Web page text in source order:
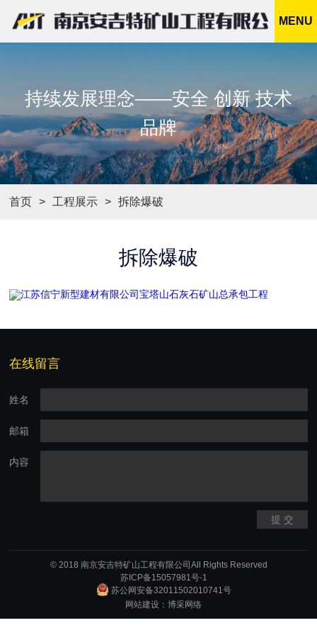
MENU
持续发展理念——安全 创新 技术
品牌
首页 工程展示 拆除爆破
拆除爆破
在线留言
姓名
邮箱
内容
提 交
© 2018 南京安吉特矿山工程有限公司All Rights Reserved
苏ICP备15057981号-1
苏公网安备32011502010741号
网站建设：博采网络